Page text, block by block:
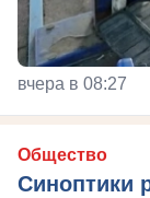
вчера в 08:27
Общество
Синоптики